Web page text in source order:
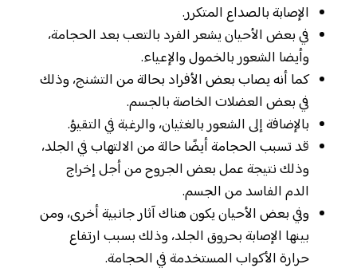
الإصابة بالصداع المتكرر.
في بعض الأحيان يشعر الفرد بالتعب بعد الحجامة،
وأيضا الشعور بالخمول والإعياء.
كما أنه يصاب بعض الأفراد بحالة من التشنج، وذلك
في بعض العضلات الخاصة بالجسم.
بالإضافة إلى الشعور بالغثيان، والرغبة في التقيؤ.
قد تسبب الحجامة أيضًا حالة من الالتهاب في الجلد،
وذلك نتيجة عمل بعض الجروح من أجل إخراج
الدم الفاسد من الجسم.
وفي بعض الأحيان يكون هناك آثار جانبية أخرى، ومن
بينها الإصابة بحروق الجلد، وذلك بسبب ارتفاع
حرارة الأكواب المستخدمة في الحجامة.